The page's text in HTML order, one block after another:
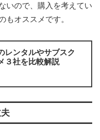
いので、購入を考えてい
もオススメです。
レンタルやサブスク
３社を比較解説